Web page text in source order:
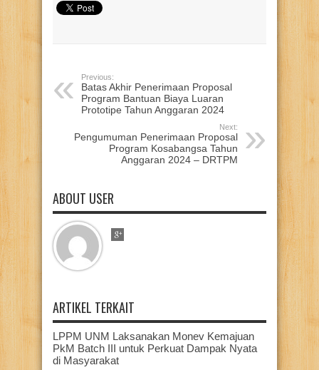
Previous:
Batas Akhir Penerimaan Proposal
Program Bantuan Biaya Luaran
Prototipe Tahun Anggaran 2024
Next:
Pengumuman Penerimaan Proposal
Program Kosabangsa Tahun
Anggaran 2024 – DRTPM
ABOUT USER
ARTIKEL TERKAIT
LPPM UNM Laksanakan Monev Kemajuan
PkM Batch III untuk Perkuat Dampak Nyata
di Masyarakat